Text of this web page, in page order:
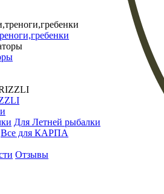
Для Летней рыбалки
Все для КАРПА
Отзывы